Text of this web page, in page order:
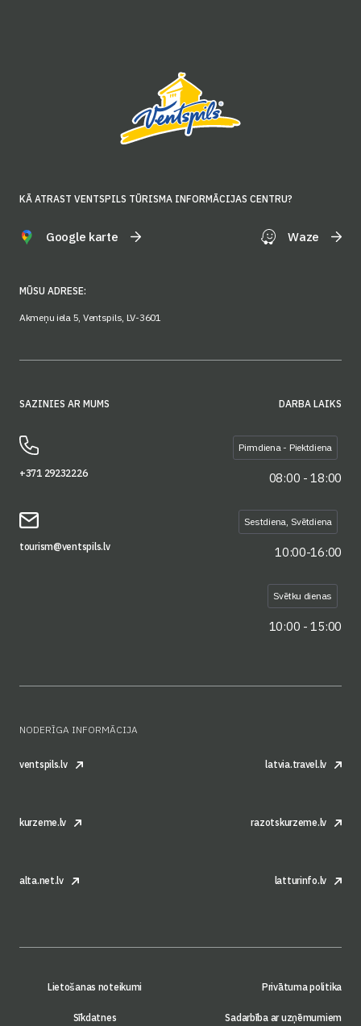
KĀ ATRAST VENTSPILS TŪRISMA INFORMĀCIJAS CENTRU?
Google karte Waze
MŪSU ADRESE:
Akmeņu iela 5, Ventspils, LV-3601
SAZINIES AR MUMS
+371 29232226
tourism@ventspils.lv
DARBA LAIKS
Pirmdiena - Piektdiena
08:00 - 18:00
Sestdiena, Svētdiena
10:00-16:00
Svētku dienas
10:00 - 15:00
NODERĪGA INFORMĀCIJA
ventspils.lv latvia.travel.lv
kurzeme.lv razotskurzeme.lv
alta.net.lv latturinfo.lv
Lietošanas noteikumi Privātuma politika
Sīkdatnes Sadarbība ar uzņēmumiem